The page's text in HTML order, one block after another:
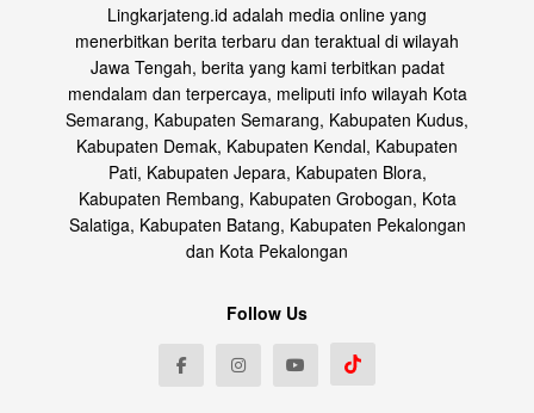
Lingkarjateng.id adalah media online yang
menerbitkan berita terbaru dan teraktual di wilayah
Jawa Tengah, berita yang kami terbitkan padat
mendalam dan terpercaya, meliputi info wilayah Kota
Semarang, Kabupaten Semarang, Kabupaten Kudus,
Kabupaten Demak, Kabupaten Kendal, Kabupaten
Pati, Kabupaten Jepara, Kabupaten Blora,
Kabupaten Rembang, Kabupaten Grobogan, Kota
Salatiga, Kabupaten Batang, Kabupaten Pekalongan
dan Kota Pekalongan
Follow Us